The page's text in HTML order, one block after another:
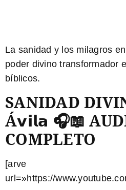
La sanidad y los milagros
poder divino transformador
bíblicos.
SANIDAD
Á𝘃𝗶𝗹𝗮 🎧📖
COMPLETO
[arve
url=»https://